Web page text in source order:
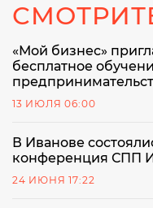
«Мой бизнес»
бесплатное
13 ИЮЛЯ 06:00
В Иванове
конференция СПП
24 ИЮНЯ 17:22